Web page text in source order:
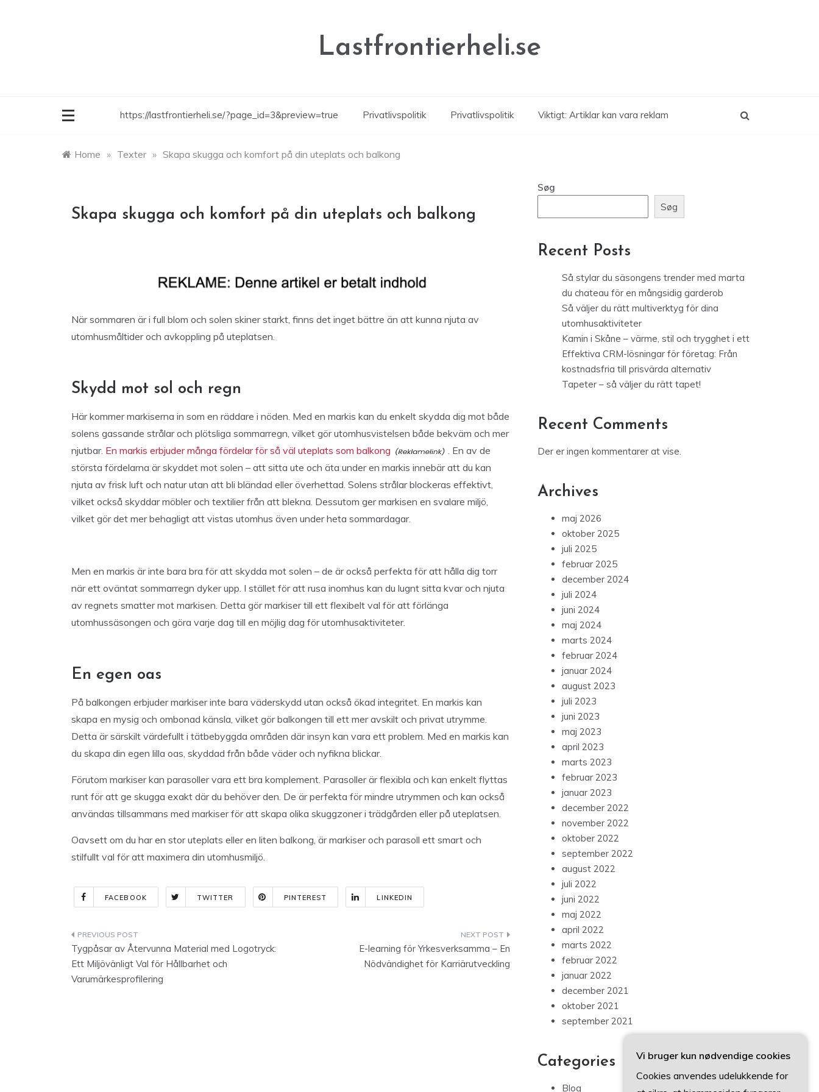
Lastfrontierheli.se
https://lastfrontierheli.se/?page_id=3&preview=true Privatlivspolitik Privatlivspolitik Viktigt: Artiklar kan vara reklam
Home » Texter » Skapa skugga och komfort på din uteplats och balkong
Skapa skugga och komfort på din uteplats och balkong
När sommaren är i full blom och solen skiner starkt, finns det inget bättre än att kunna njuta av
utomhusmåltider och avkoppling på uteplatsen.
Skydd mot sol och regn
Här kommer markiserna in som en räddare i nöden. Med en markis kan du enkelt skydda dig mot både
solens gassande strålar och plötsliga sommarregn, vilket gör utomhusvistelsen både bekväm och mer
njutbar. En markis erbjuder många fördelar för så väl uteplats som balkong
. En av de
största fördelarna är skyddet mot solen – att sitta ute och äta under en markis innebär att du kan
njuta av frisk luft och natur utan att bli bländad eller överhettad. Solens strålar blockeras effektivt,
vilket också skyddar möbler och textilier från att blekna. Dessutom ger markisen en svalare miljö,
vilket gör det mer behagligt att vistas utomhus även under heta sommardagar.
Men en markis är inte bara bra för att skydda mot solen – de är också perfekta för att hålla dig torr
när ett oväntat sommarregn dyker upp. I stället för att rusa inomhus kan du lugnt sitta kvar och njuta
av regnets smatter mot markisen. Detta gör markiser till ett flexibelt val för att förlänga
utomhussäsongen och göra varje dag till en möjlig dag för utomhusaktiviteter.
En egen oas
På balkongen erbjuder markiser inte bara väderskydd utan också ökad integritet. En markis kan
skapa en mysig och ombonad känsla, vilket gör balkongen till ett mer avskilt och privat utrymme.
Detta är särskilt värdefullt i tätbebyggda områden där insyn kan vara ett problem. Med en markis kan
du skapa din egen lilla oas, skyddad från både väder och nyfikna blickar.
Förutom markiser kan parasoller vara ett bra komplement. Parasoller är flexibla och kan enkelt flyttas
runt för att ge skugga exakt där du behöver den. De är perfekta för mindre utrymmen och kan också
användas tillsammans med markiser för att skapa olika skuggzoner i trädgården eller på uteplatsen.
Oavsett om du har en stor uteplats eller en liten balkong, är markiser och parasoll ett smart och
stilfullt val för att maximera din utomhusmiljö.
FACEBOOK TWITTER PINTEREST LINKEDIN
Indlægsnavigation
Tygpåsar av Återvunna Material med Logotryck:
Ett Miljövänligt Val för Hållbarhet och
Varumärkesprofilering
E-learning för Yrkesverksamma – En
Nödvändighet för Karriärutveckling
Søg
Søg
Recent Posts
Så stylar du säsongens trender med marta
du chateau för en mångsidig garderob
Så väljer du rätt multiverktyg för dina
utomhusaktiviteter
Kamin i Skåne – värme, stil och trygghet i ett
Effektiva CRM-lösningar för företag: Från
kostnadsfria till prisvärda alternativ
Tapeter – så väljer du rätt tapet!
Recent Comments
Der er ingen kommentarer at vise.
Archives
maj 2026
oktober 2025
juli 2025
februar 2025
december 2024
juli 2024
juni 2024
maj 2024
marts 2024
februar 2024
januar 2024
august 2023
juli 2023
juni 2023
maj 2023
april 2023
marts 2023
februar 2023
januar 2023
december 2022
november 2022
oktober 2022
september 2022
august 2022
juli 2022
juni 2022
maj 2022
april 2022
marts 2022
februar 2022
januar 2022
december 2021
oktober 2021
september 2021
Categories
Blog
Vi bruger kun nødvendige cookies
Cookies anvendes udelukkende for